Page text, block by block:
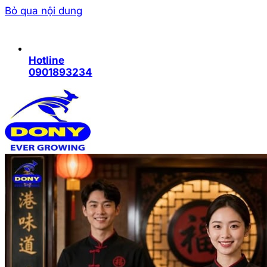
Bỏ qua nội dung
Hotline
0901893234
Trang chủ